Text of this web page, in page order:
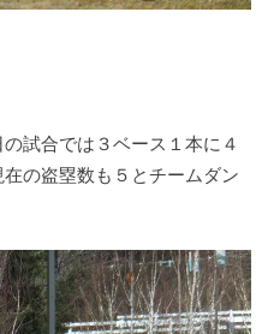
試合では３ベース１本に４
の盗塁数も５とチームダン